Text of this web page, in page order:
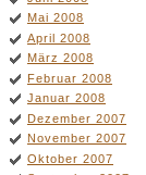
Mai 2008
April 2008
März 2008
Februar 2008
Januar 2008
Dezember 2007
November 2007
Oktober 2007